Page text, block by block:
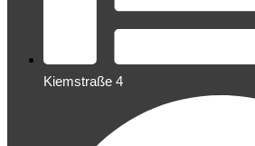
Kiemstraße 4